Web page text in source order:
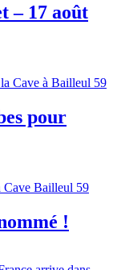
– 17 août
pour
!